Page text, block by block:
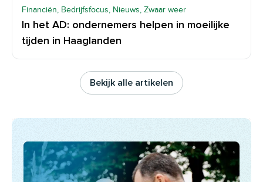
Financiën, Bedrijfsfocus, Nieuws, Zwaar weer
In het AD: ondernemers helpen in moeilijke
tijden in Haaglanden
Bekijk alle artikelen